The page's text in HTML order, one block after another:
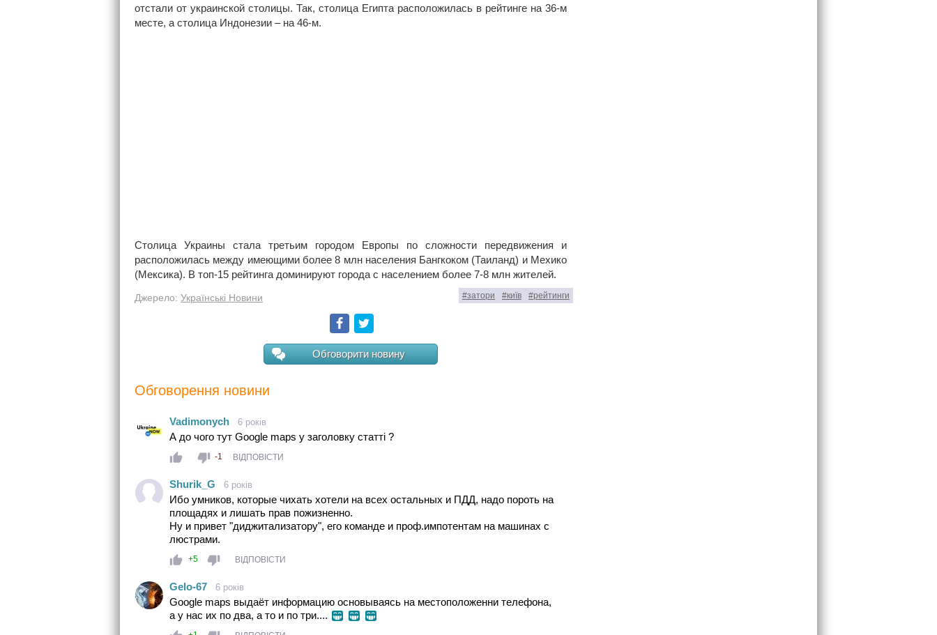
отстали от украинской столицы. Так, столица Египта расположилась в рейтинге на 36-м
месте, а столица Индонезии – на 46-м.
Столица Украины стала третьим городом Европы по сложности передвижения и
расположилась между имеющими более 8 млн населения Бангкоком (Таиланд) и Мехико
(Мексика). В топ-15 рейтинга доминируют города с населением более 7-8 млн жителей.
#затори #київ #рейтинги
Джерело: Українські Новини
Facebook
Обговорити новину
Обговорення новини
Vadimonych 6 років
А до чого тут Google maps у заголовку статті ?
-1 ВІДПОВІСТИ
Shurik_G 6 років
Ибо умников, которые чихать хотели на всех остальных и ПДД, надо пороть на
площадях и лишать прав пожизненно.
Ну и привет "диджитализатору", его команде и проф.импотентам на машинах с
люстрами.
+5 ВІДПОВІСТИ
Gelo-67 6 років
Google maps выдаёт информацию основываясь на местоположенни телефона,
а у нас их по два, а то и по три....